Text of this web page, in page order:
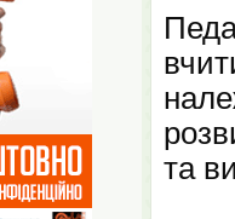
та